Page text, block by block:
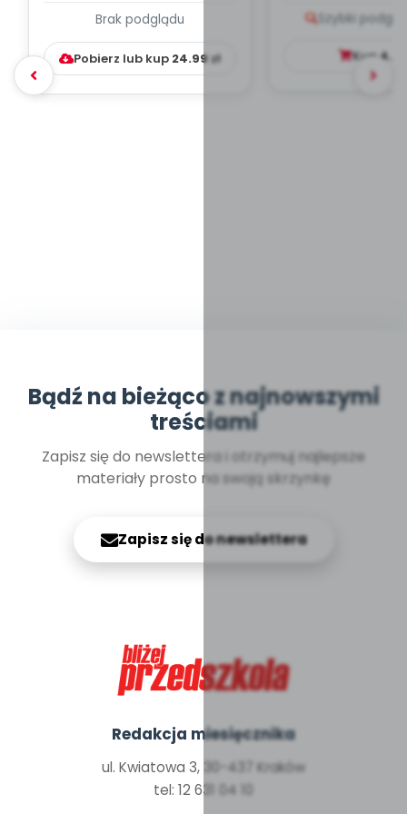
WYCHOWAWCZO –
DYDAKTYC...
Brak podglądu
Pobierz lub kup 24.99zł
Szybki
Kup
Bądź na bieżąco z najnowszymi
treściami
Zapisz się do newslettera i otrzymuj najlepsze
materiały prosto na swoją skrzynkę
Zapisz się do newslettera
Redakcja miesięcznika
ul. Kwiatowa 3, 30-437 Kraków
tel: 12 631 04 10